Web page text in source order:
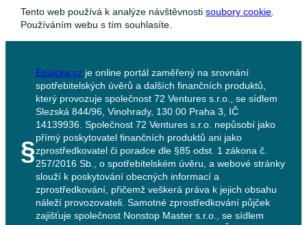
Tento web používá k analýze návštěvnostisoubory cookie.
Používáním webu s tím souhlasíte.
§
Epujcka.cz je online portál zaměřený na srovnání
spotřebitelských úvěrů a dalších finančních produktů,
který provozuje společnost 72 Ventures s.r.o., se sídlem
Slezská 844/96, Vinohrady, 130 00 Praha 3, IČ
14139936. Společnost 72 Ventures s.r.o. nepůsobí jako
přímý poskytovatel finančních produktů ani jako
zprostředkovatel či poradce dle §85 odst. 1 zákona č.
257/2016 Sb., o spotřebitelském úvěru, a webové stránky
slouží k poskytování obecných informací a
zprostředkování, přičemž veškerá práva k jejich obsahu
náleží provozovateli. Samotné zprostředkování půjček
zajišťuje společnost Nonstop Master s.r.o., se sídlem